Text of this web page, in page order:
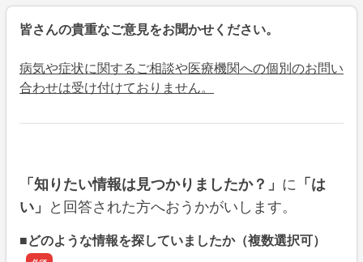
皆さんの貴重なご意見をお聞かせください。
病気や症状に関するご相談や医療機関への個別のお問い
合わせは受け付けておりません。
「知りたい情報は見つかりましたか？」 に 「は
い」 と回答された方へおうかがいします。
■どのような情報を探していましたか（複数選択可）